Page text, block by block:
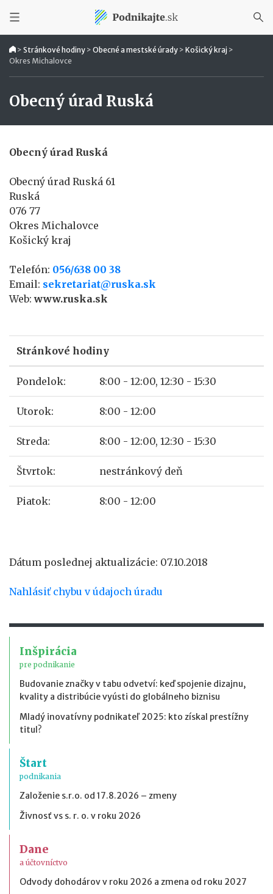
> Stránkové hodiny > Obecné a mestské úrady > Košický kraj >
Okres Michalovce
Obecný úrad Ruská
Obecný úrad Ruská
Obecný úrad Ruská 61
Ruská
076 77
Okres Michalovce
Košický kraj
Telefón: 056/638 00 38
Email: sekretariat@ruska.sk
Web:www.ruska.sk
Stránkové hodiny
Pondelok: 8:00 - 12:00, 12:30 - 15:30
Utorok: 8:00 - 12:00
Streda: 8:00 - 12:00, 12:30 - 15:30
Štvrtok: nestránkový deň
Piatok: 8:00 - 12:00
Dátum poslednej aktualizácie: 07.10.2018
Nahlásiť chybu v údajoch úradu
Inšpirácia
pre podnikanie
Budovanie značky v tabu odvetví: keď spojenie dizajnu,
kvality a distribúcie vyústi do globálneho biznisu
Mladý inovatívny podnikateľ 2025: kto získal prestížny
titul?
Štart
podnikania
Založenie s.r.o. od 17.8.2026 – zmeny
Živnosť vs s. r. o. v roku 2026
Dane
a účtovníctvo
Odvody dohodárov v roku 2026 a zmena od roku 2027